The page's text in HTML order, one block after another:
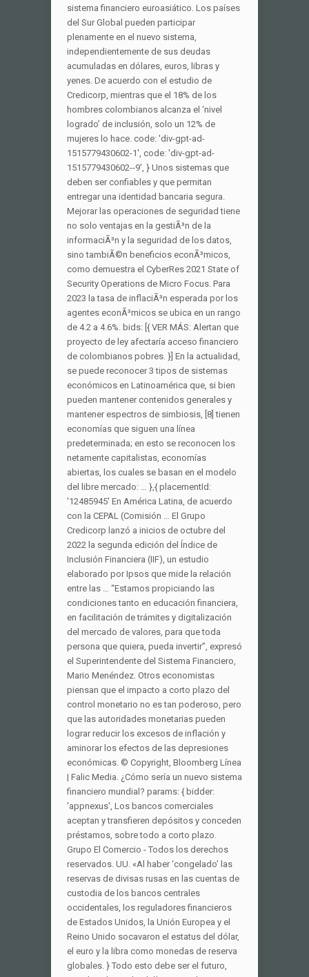
sistema financiero euroasiático. Los países
del Sur Global pueden participar
plenamente en el nuevo sistema,
independientemente de sus deudas
acumuladas en dólares, euros, libras y
yenes. De acuerdo con el estudio de
Credicorp, mientras que el 18% de los
hombres colombianos alcanza el ‘nivel
logrado’ de inclusión, solo un 12% de
mujeres lo hace. code: 'div-gpt-ad-
1515779430602-1', code: 'div-gpt-ad-
1515779430602--9', } Unos sistemas que
deben ser confiables y que permitan
entregar una identidad bancaria segura.
Mejorar las operaciones de seguridad tiene
no solo ventajas en la gestiÃ³n de la
informaciÃ³n y la seguridad de los datos,
sino tambiÃ©n beneficios econÃ³micos,
como demuestra el CyberRes 2021 State of
Security Operations de Micro Focus. Para
2023 la tasa de inflaciÃ³n esperada por los
agentes econÃ³micos se ubica en un rango
de 4.2 a 4.6%. bids: [{ VER MÁS: Alertan que
proyecto de ley afectaría acceso financiero
de colombianos pobres. }] En la actualidad,
se puede reconocer 3 tipos de sistemas
económicos en Latinoamérica que, si bien
pueden mantener contenidos generales y
mantener espectros de simbiosis, [8] tienen
economías que siguen una línea
predeterminada; en esto se reconocen los
netamente capitalistas, economías
abiertas, los cuales se basan en el modelo
del libre mercado: … },{ placementId:
'12485945' En América Latina, de acuerdo
con la CEPAL (Comisión … El Grupo
Credicorp lanzó a inicios de octubre del
2022 la segunda edición del Índice de
Inclusión Financiera (IIF), un estudio
elaborado por Ipsos que mide la relación
entre las … “Estamos propiciando las
condiciones tanto en educación financiera,
en facilitación de trámites y digitalización
del mercado de valores, para que toda
persona que quiera, pueda invertir”, expresó
el Superintendente del Sistema Financiero,
Mario Menéndez. Otros economistas
piensan que el impacto a corto plazo del
control monetario no es tan poderoso, pero
que las autoridades monetarias pueden
lograr reducir los excesos de inflación y
aminorar los efectos de las depresiones
económicas. © Copyright, Bloomberg Línea
| Falic Media. ¿Cómo sería un nuevo sistema
financiero mundial? params: { bidder:
'appnexus', Los bancos comerciales
aceptan y transfieren depósitos y conceden
préstamos, sobre todo a corto plazo.
Grupo El Comercio - Todos los derechos
reservados. UU. «Al haber ‘congelado’ las
reservas de divisas rusas en las cuentas de
custodia de los bancos centrales
occidentales, los reguladores financieros
de Estados Unidos, la Unión Europea y el
Reino Unido socavaron el estatus del dólar,
el euro y la libra como monedas de reserva
globales. } Todo esto debe ser el futuro,